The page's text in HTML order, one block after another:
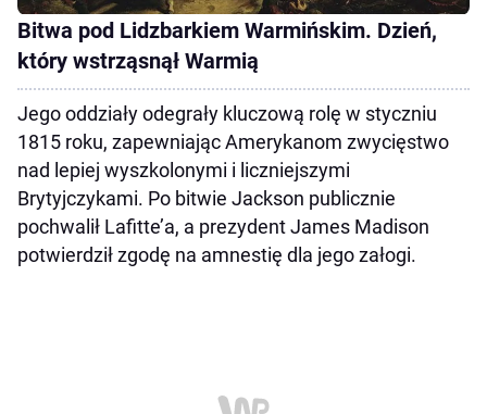
Bitwa pod Lidzbarkiem Warmińskim. Dzień,
który wstrząsnął Warmią
Jego oddziały odegrały kluczową rolę w styczniu
1815 roku, zapewniając Amerykanom zwycięstwo
nad lepiej wyszkolonymi i liczniejszymi
Brytyjczykami. Po bitwie Jackson publicznie
pochwalił Lafitte’a, a prezydent James Madison
potwierdził zgodę na amnestię dla jego załogi.